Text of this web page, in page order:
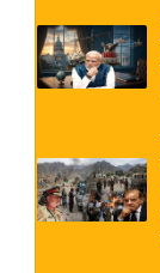
Hindi
Hindi
Hindi
Videos
राय
बजट
क्रिकेट
IPL
2026